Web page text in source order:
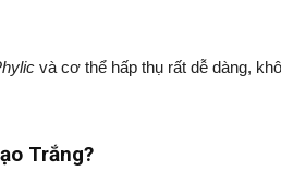
và cơ thể hấp thụ rất dễ dàng,
Trắng?